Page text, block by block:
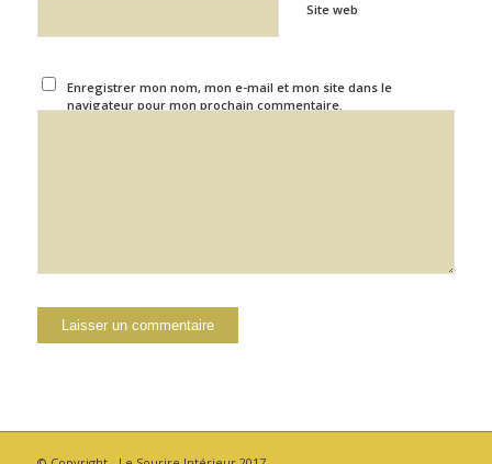
Site web
Enregistrer mon nom, mon e-mail et mon site dans le
navigateur pour mon prochain commentaire.